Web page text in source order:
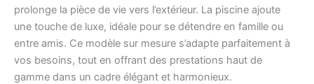
prolonge la pièce de vie vers l’extérieur. La piscine ajoute
une touche de luxe, idéale pour se détendre en famille ou
entre amis. Ce modèle sur mesure s’adapte parfaitement à
vos besoins, tout en offrant des prestations haut de
gamme dans un cadre élégant et harmonieux.